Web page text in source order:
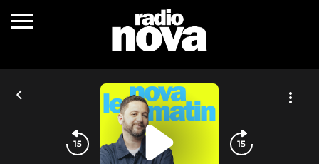
c’était quoi ?
actualités
podcasts